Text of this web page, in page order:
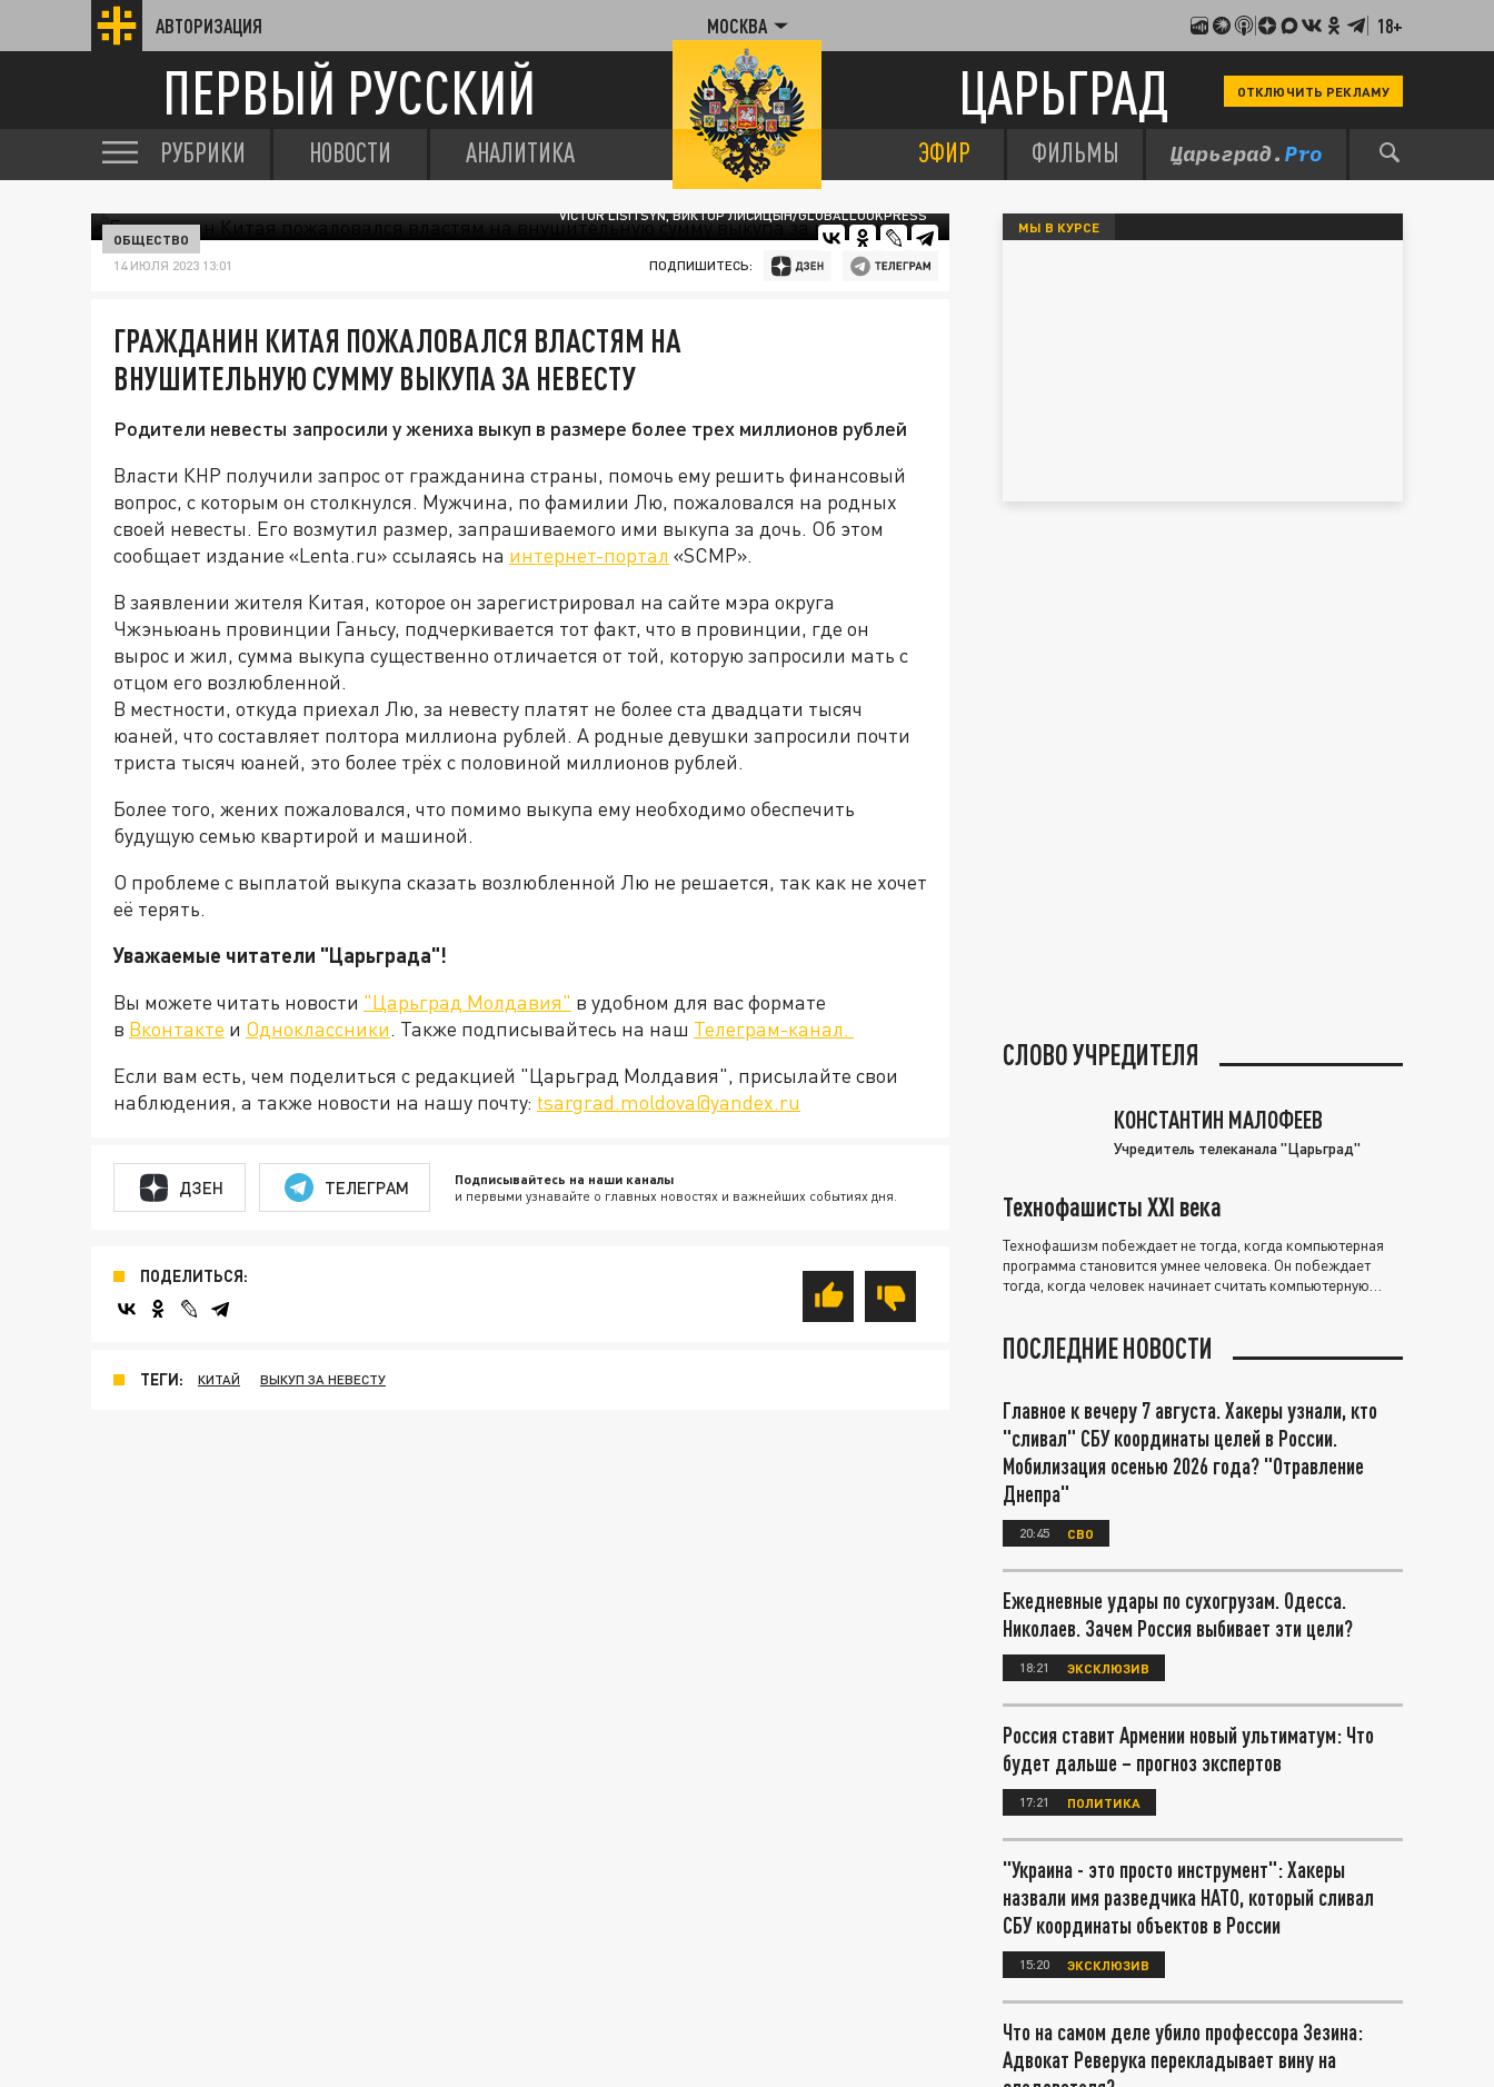
АВТОРИЗАЦИЯ МОСКВА 18+
ПЕРВЫЙ РУССКИЙ ЦАРЬГРАД ОТКЛЮЧИТЬ РЕКЛАМУ
РУБРИКИ НОВОСТИ АНАЛИТИКА ЭФИР ФИЛЬМЫ
VICTOR LISITSYN, ВИКТОР ЛИСИЦЫН/GLOBALLOOKPRESS
ОБЩЕСТВО
14 ИЮЛЯ 2023 13:01 ПОДПИШИТЕСЬ:
ГРАЖДАНИН КИТАЯ ПОЖАЛОВАЛСЯ ВЛАСТЯМ НА
ВНУШИТЕЛЬНУЮ СУММУ ВЫКУПА ЗА НЕВЕСТУ
Родители невесты запросили у жениха выкуп в размере более трех миллионов рублей
Власти КНР получили запрос от гражданина страны, помочь ему решить финансовый
вопрос, с которым он столкнулся. Мужчина, по фамилии Лю, пожаловался на родных
своей невесты. Его возмутил размер, запрашиваемого ими выкупа за дочь. Об этом
сообщает издание «Lenta.ru» ссылаясь на интернет-портал «SCMP».
В заявлении жителя Китая, которое он зарегистрировал на сайте мэра округа
Чжэньюань провинции Ганьсу, подчеркивается тот факт, что в провинции, где он
вырос и жил, сумма выкупа существенно отличается от той, которую запросили мать с
отцом его возлюбленной.
В местности, откуда приехал Лю, за невесту платят не более ста двадцати тысяч
юаней, что составляет полтора миллиона рублей. А родные девушки запросили почти
триста тысяч юаней, это более трёх с половиной миллионов рублей.
Более того, жених пожаловался, что помимо выкупа ему необходимо обеспечить
будущую семью квартирой и машиной.
О проблеме с выплатой выкупа сказать возлюбленной Лю не решается, так как не хочет
её терять.
Уважаемые читатели "Царьграда"!
Вы можете читать новости "Царьград Молдавия" в удобном для вас формате
в Вконтакте и Одноклассники. Также подписывайтесь на наш Телеграм-канал.
Если вам есть, чем поделиться с редакцией "Царьград Молдавия", присылайте свои
наблюдения, а также новости на нашу почту: tsargrad.moldova@yandex.ru
ДЗЕН ТЕЛЕГРАМ Подписывайтесь на наши каналы
и первыми узнавайте о главных новостях и важнейших событиях дня.
ПОДЕЛИТЬСЯ:
ТЕГИ: КИТАЙ ВЫКУП ЗА НЕВЕСТУ
МЫ В КУРСЕ
СЛОВО УЧРЕДИТЕЛЯ
КОНСТАНТИН МАЛОФЕЕВ
Учредитель телеканала "Царьград"
Технофашисты XXI века
Технофашизм побеждает не тогда, когда компьютерная
программа становится умнее человека. Он побеждает
тогда, когда человек начинает считать компьютерную
ПОСЛЕДНИЕ НОВОСТИ
Главное к вечеру 7 августа. Хакеры узнали, кто
"сливал" СБУ координаты целей в России.
Мобилизация осенью 2026 года? "Отравление
Днепра"
20:45 СВО
Ежедневные удары по сухогрузам. Одесса.
Николаев. Зачем Россия выбивает эти цели?
18:21 ЭКСКЛЮЗИВ
Россия ставит Армении новый ультиматум: Что
будет дальше – прогноз экспертов
17:21 ПОЛИТИКА
"Украина - это просто инструмент": Хакеры
назвали имя разведчика НАТО, который сливал
СБУ координаты объектов в России
15:20 ЭКСКЛЮЗИВ
Что на самом деле убило профессора Зезина:
Адвокат Реверука перекладывает вину на